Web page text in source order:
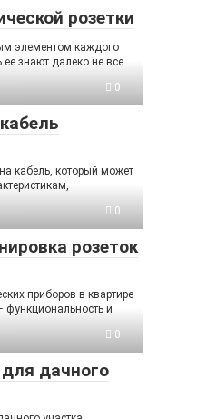
розетки
элементом каждого
знают далеко не все.
0
кабель, который может
0
розеток
приборов в квартире
функциональность и
0
дачного